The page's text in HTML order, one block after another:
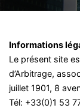
Informations
Le présent site
d’Arbitrage,
juillet 1901, 8
Tél: +33(0)1 53